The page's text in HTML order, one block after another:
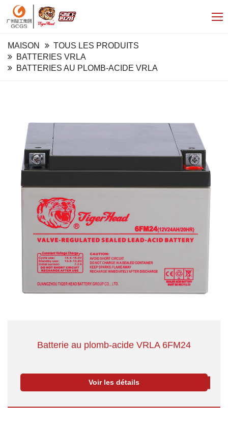
MAISON
TOUS LES PRODUITS
BATTERIES VRLA
BATTERIES AU PLOMB-ACIDE VRLA
Batterie au plomb-acide VRLA 6FM24
Voir les détails